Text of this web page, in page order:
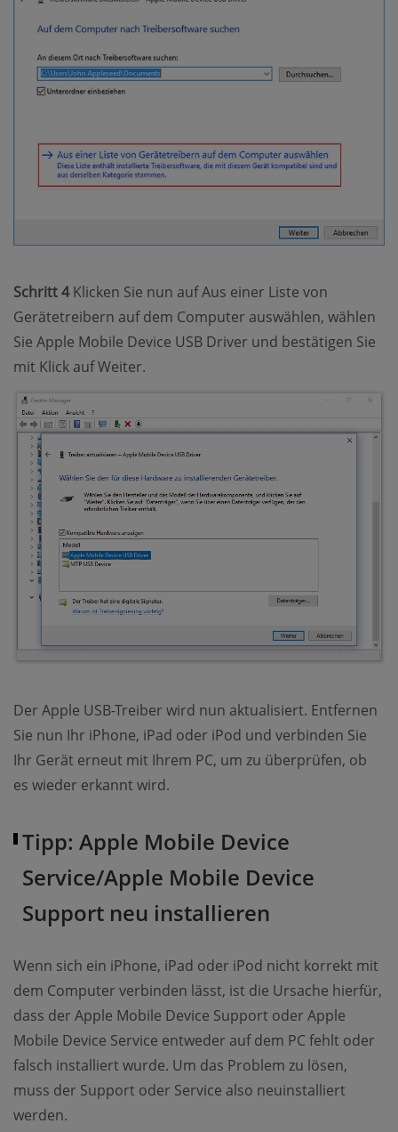
Schritt 4Klicken Sie nun auf Aus einer Liste von
Gerätetreibern auf dem Computer auswählen, wählen
Sie Apple Mobile Device USB Driver und bestätigen Sie
mit Klick auf Weiter.
Der Apple USB-Treiber wird nun aktualisiert. Entfernen
Sie nun Ihr iPhone, iPad oder iPod und verbinden Sie
Ihr Gerät erneut mit Ihrem PC, um zu überprüfen, ob
es wieder erkannt wird.
Tipp: Apple Mobile Device
Service/Apple Mobile Device
Support neu installieren
Wenn sich ein iPhone, iPad oder iPod nicht korrekt mit
dem Computer verbinden lässt, ist die Ursache hierfür,
dass der Apple Mobile Device Support oder Apple
Mobile Device Service entweder auf dem PC fehlt oder
falsch installiert wurde. Um das Problem zu lösen,
muss der Support oder Service also neuinstalliert
werden.